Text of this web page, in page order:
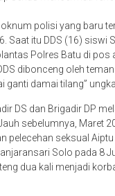
polisi yang baru
Saat itu DDS (16)
Polres Batu di
dibonceng oleh
ganti damai tilang”
DS dan Brigadir DP
sebelumnya, Maret
pelecehan seksual
Solo pada 8
dua kali menjadi